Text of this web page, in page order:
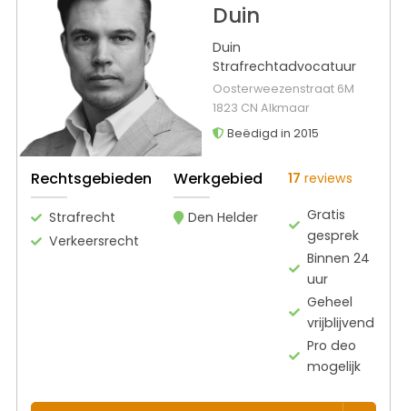
Duin
Duin
Strafrechtadvocatuur
Oosterweezenstraat 6M
1823 CN Alkmaar
Beëdigd in 2015
Rechtsgebieden
Strafrecht
Verkeersrecht
Werkgebied
Den Helder
17 reviews
Gratis
gesprek
Binnen 24
uur
Geheel
vrijblijvend
Pro deo
mogelijk